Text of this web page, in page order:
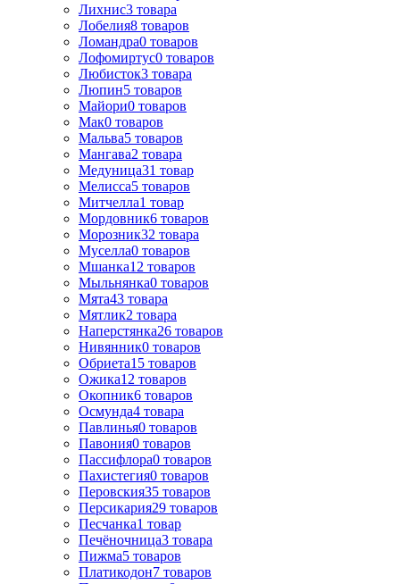
Лихнис3 товара
Лобелия8 товаров
Ломандра0 товаров
Лофомиртус0 товаров
Любисток3 товара
Люпин5 товаров
Майори0 товаров
Мак0 товаров
Мальва5 товаров
Мангава2 товара
Медуница31 товар
Мелисса5 товаров
Митчелла1 товар
Мордовник6 товаров
Морозник32 товара
Муселла0 товаров
Мшанка12 товаров
Мыльнянка0 товаров
Мята43 товара
Мятлик2 товара
Наперстянка26 товаров
Нивянник0 товаров
Обриета15 товаров
Ожика12 товаров
Окопник6 товаров
Осмунда4 товара
Павлинья0 товаров
Павония0 товаров
Пассифлора0 товаров
Пахистегия0 товаров
Перовския35 товаров
Персикария29 товаров
Песчанка1 товар
Печёночница3 товара
Пижма5 товаров
Платикодон7 товаров